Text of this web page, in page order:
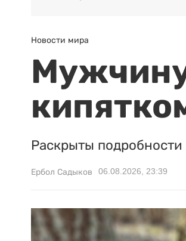
Новости мира
Раскрыты
Ербол Садыков 06.08.2026, 23:39